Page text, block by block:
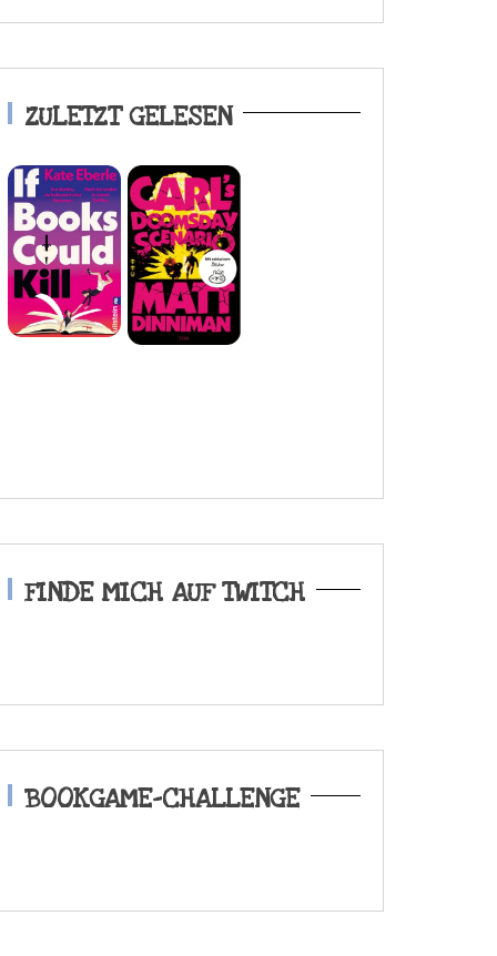
ZULETZT GELESEN
FINDE MICH AUF TWITCH
BOOKGAME-CHALLENGE